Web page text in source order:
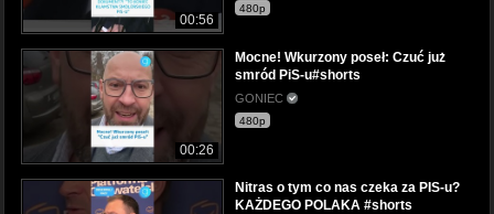
00:56
480p
00:26
Mocne! Wkurzony poseł: Czuć już
smród PiS-u#shorts
GONIEC
480p
Nitras o tym co nas czeka za PIS-u?
KAŻDEGO POLAKA #shorts